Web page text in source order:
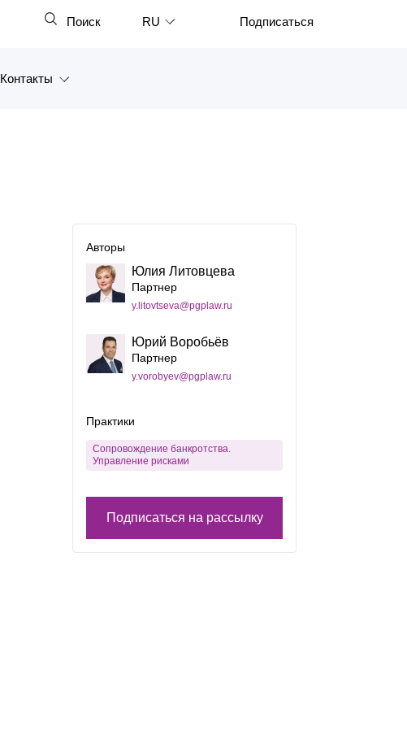
Закрыть
Поиск RU
日本語
Português
Türkçe
Подписаться
Контакты
Авторы
Юлия Литовцева
Партнер
y.litovtseva@pgplaw.ru
Юрий Воробьёв
Партнер
y.vorobyev@pgplaw.ru
Практики
Сопровождение банкротства.
Управление рисками
Подписаться на рассылку